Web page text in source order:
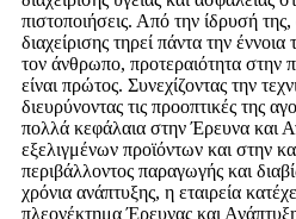
πιστοποιήσεις. Από την ίδρυσή
διαχείρισης τηρεί πάντα την έννοια
τον άνθρωπο, προτεραιότητα στην
είναι πρώτος. Συνεχίζοντας την
διευρύνοντας τις προοπτικές της
πολλά κεφάλαια στην Έρευνα και
εξελιγμένων προϊόντων και στην
περιβάλλοντος παραγωγής και
χρόνια ανάπτυξης, η εταιρεία
πλεονέκτημα Έρευνας και